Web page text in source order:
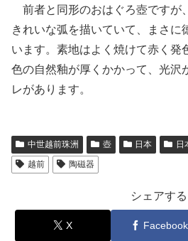
前者と同形のおはぐろ壺ですが
きれいな弧を描いていて、まさに
います。素地はよく焼けて赤く発
色の自然釉が厚くかかって、光沢
レがあります。
中世越前珠洲 壺 日本 日
越前
陶磁器
シェアする
X Facebook